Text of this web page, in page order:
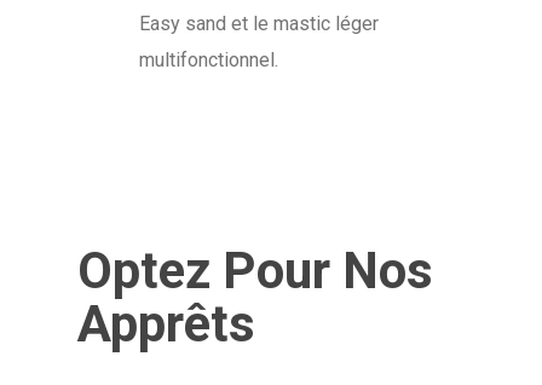
Easy sand et le mastic léger
multifonctionnel.
Optez Pour Nos
Apprêts